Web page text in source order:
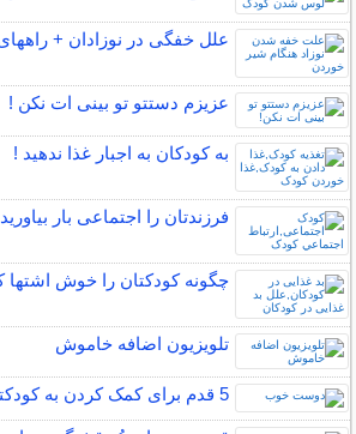
علل خفگی در نوزادان +
عزیزم دستتو تو بینی ات نکن !
به کودکان به اجبار غذا ندهید !
فرزندتان را اجتماعی بار بیاورید
چگونه کودکتان را خوش اشتها
تلویزیون اضافه خاموش
5 قدم برای کمک کردن به کودکتان برای دوست یابی